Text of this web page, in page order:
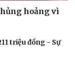
hoảng vì
triệu đồng - Sự